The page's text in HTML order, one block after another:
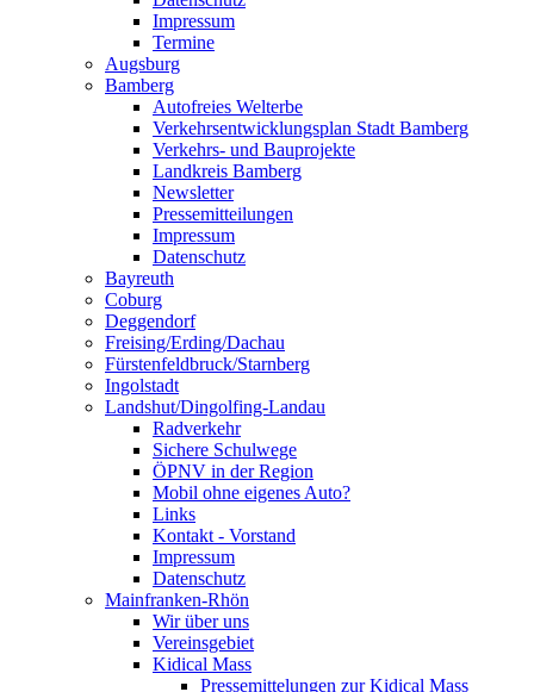
Impressum
Termine
Augsburg
Bamberg
Autofreies Welterbe
Verkehrsentwicklungsplan Stadt Bamberg
Verkehrs- und Bauprojekte
Landkreis Bamberg
Newsletter
Pressemitteilungen
Impressum
Datenschutz
Bayreuth
Coburg
Deggendorf
Freising/Erding/Dachau
Fürstenfeldbruck/Starnberg
Ingolstadt
Landshut/Dingolfing-Landau
Radverkehr
Sichere Schulwege
ÖPNV in der Region
Mobil ohne eigenes Auto?
Links
Kontakt - Vorstand
Impressum
Datenschutz
Mainfranken-Rhön
Wir über uns
Vereinsgebiet
Kidical Mass
Pressemittelungen zur Kidical Mass